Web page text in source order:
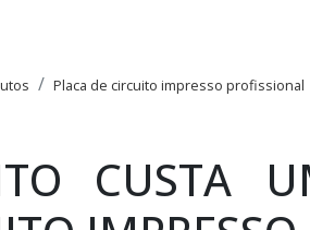
Placa de circuito impresso profissional
CUSTA